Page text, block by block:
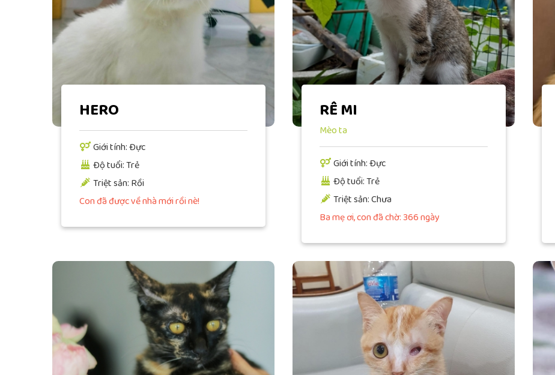
HERO
Giới tính: Đực
Độ tuổi: Trẻ
Triệt sản: Rồi
Con đã được về nhà mới rồi nè!
RÊ MI
Mèo ta
Giới tính: Đực
Độ tuổi: Trẻ
Triệt sản: Chưa
Ba mẹ ơi, con đã chờ: 366 ngày